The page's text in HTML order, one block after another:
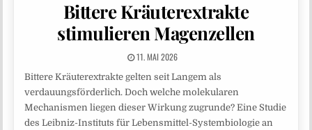
Bittere Kräuterextrakte
stimulieren Magenzellen
11. MAI 2026
Bittere Kräuterextrakte gelten seit Langem als
verdauungsförderlich. Doch welche molekularen
Mechanismen liegen dieser Wirkung zugrunde? Eine Studie
des Leibniz-Instituts für Lebensmittel-Systembiologie an